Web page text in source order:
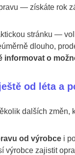
— získáte rok
stránku —
dlouho,
informovat o
od léta a
dalších změn,
od výrobce i
výrobce zajistit